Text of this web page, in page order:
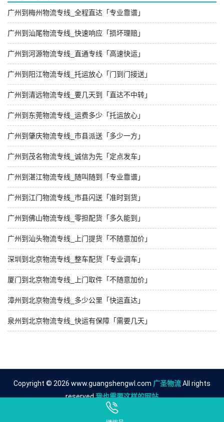
广州到梅州物流专线_全程直达「专业靠谱」
广州到汕尾物流专线_快速响应「损坏理赔」
广州到河源物流专线_直通专线「高速快运」
广州到阳江物流专线_托运放心「门到门接送」
广州到清远物流专线_要几天到「直达不中转」
广州到东莞物流专线_运费多少「托运放心」
广州到肇庆物流专线_市县派送「多少一方」
广州到茂名物流专线_诚信为先「定点发车」
广州到湛江物流专线_随叫随到「专业靠谱」
广州到江门物流专线_市县闪送「准时到货」
广州到佛山物流专线_零担配货「多久能到」
广州到汕头物流专线_上门提货「不随意加价」
深圳到北京物流专线_整车配货「专业调车」
厦门到北京物流专线_上门取件「不随意加价」
漳州到北京物流专线_多少公里「快运直达」
泉州到北京物流专线_快运有保障「需要几天」
Copyright © 2026 www.guangshengwl.com 广圣物流All rights
reserved.我也需要这样的网站